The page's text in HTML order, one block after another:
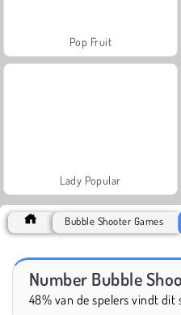
Pop Fruit
Lady Popular
Bubble Shooter Games
Number Bubble
48% van de spelers vindt dit